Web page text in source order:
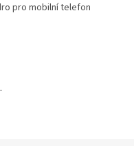
pro mobilní telefon